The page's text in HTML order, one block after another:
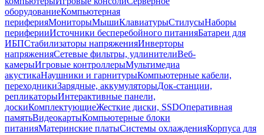
оборудованиеКомпьютерная
периферияМониторыМышиКлавиатурыСтилусыНаборы
периферииИсточники бесперебойного питанияБатареи для
ИБПСтабилизаторы напряженияИнверторы
напряженияСетевые фильтры, удлинителиВеб-
камерыИгровые контроллерыМультимедиа
акустикаНаушники и гарнитурыКомпьютерные кабели,
переходникиЗарядные, аккумуляторыДок-станции,
репликаторыИнтерактивные панели,
доскиКомплектующиеЖесткие диски, SSDОперативная
памятьВидеокартыКомпьютерные блоки
питанияМатеринские платыСистемы охлажденияКорпуса для